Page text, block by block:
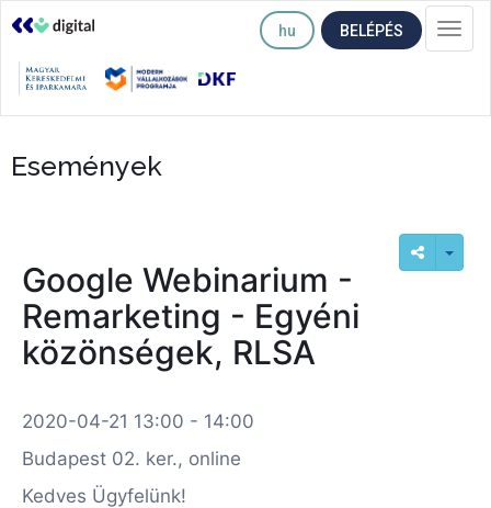
hu BELÉPÉS
Események
Google Webinarium -
Remarketing - Egyéni
közönségek, RLSA
2020-04-21 13:00 - 14:00
Budapest 02. ker., online
Kedves Ügyfelünk!